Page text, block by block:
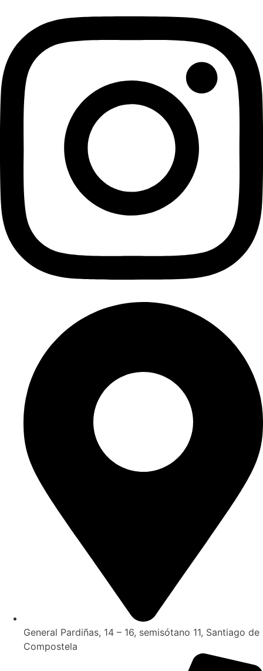
General Pardiñas, 14 – 16, semisótano 11, Santiago de
Compostela